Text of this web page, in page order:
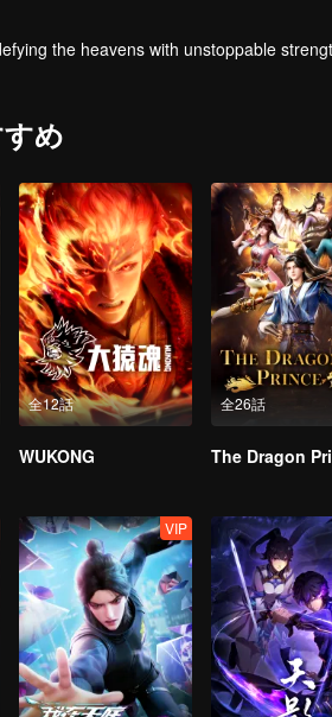
the heavens with unstoppable
め
全12話
WUKONG
全26話
The Dragon
VIP